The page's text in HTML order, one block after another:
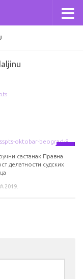
састанак Правна
делатности судских
2019.